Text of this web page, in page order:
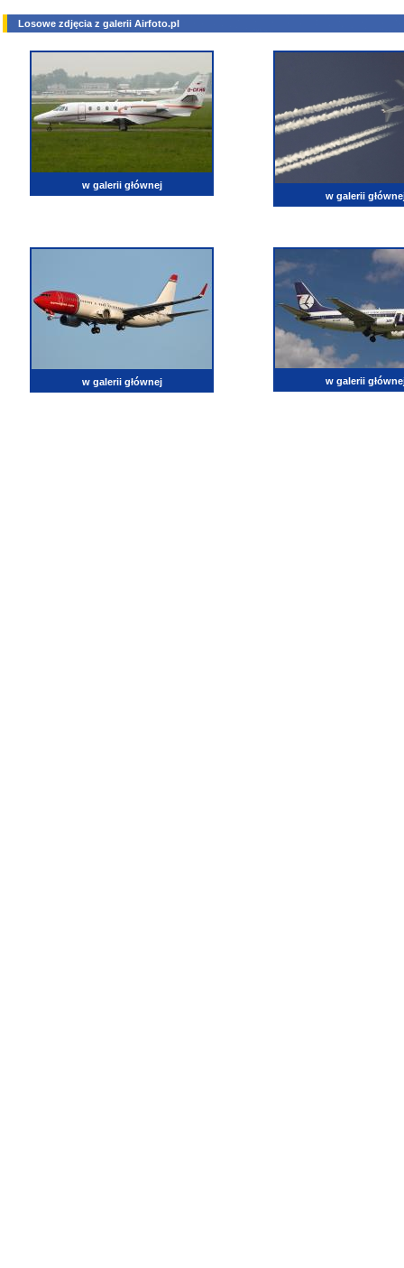
Losowe zdjęcia z galerii Airfoto.pl
w galerii głównej
w galerii
w galerii głównej w galerii